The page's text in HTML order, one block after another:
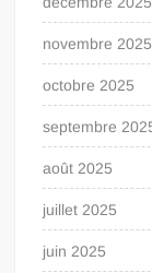
novembre 2025
octobre 2025
septembre
août 2025
juillet 2025
juin 2025